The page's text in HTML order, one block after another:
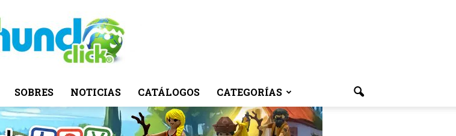
El
SOBRES NOTICIAS CATÁLOGOS CATEGORÍAS